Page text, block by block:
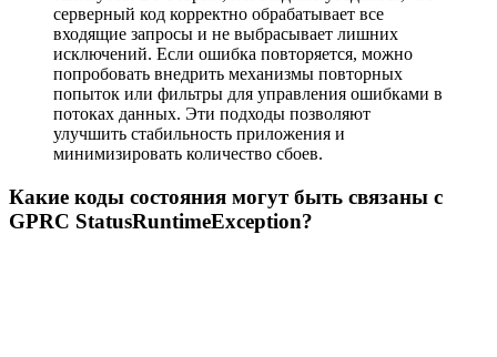
серверный код корректно обрабатывает все
входящие запросы и не выбрасывает лишних
исключений. Если ошибка повторяется, можно
попробовать внедрить механизмы повторных
попыток или фильтры для управления ошибками в
потоках данных. Эти подходы позволяют
улучшить стабильность приложения и
минимизировать количество сбоев.
Какие коды состояния могут быть связаны с
GPRC StatusRuntimeException?